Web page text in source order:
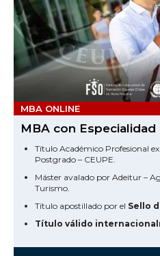
MBA ONLINE
MBA con
Título Académico Profesional
Postgrado – CEUPE.
Máster avalado por Adeitur –
Turismo.
Título apostillado por el Sello
Título válido